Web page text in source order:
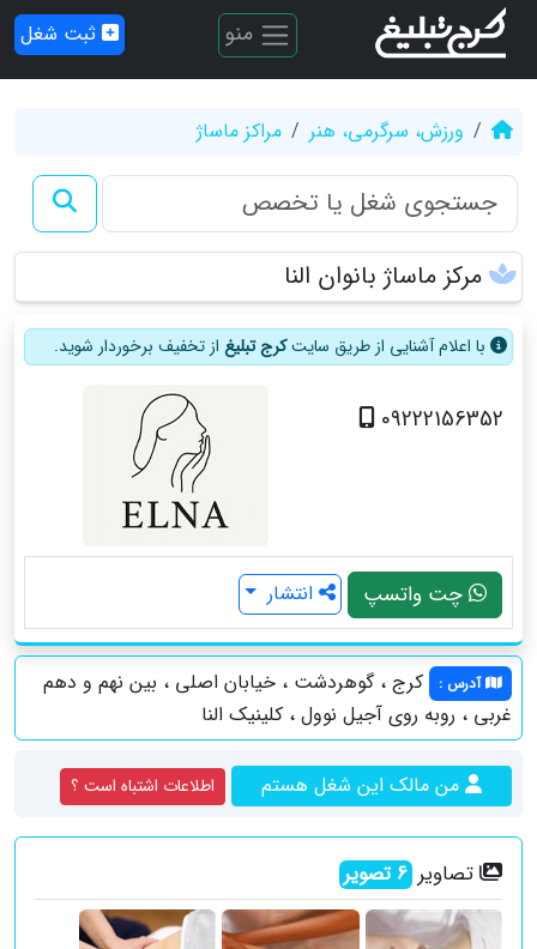
منو ثبت شغل
ورزش، سرگرمی، هنر مراکز ماساژ
مرکز ماساژ بانوان النا
با اعلام آشنایی از طریق سایتکرج تبلیغ از تخفیف برخوردار شوید.
09222156352
چت واتسپ انتشار
آدرس :
کرج ، گوهردشت ، خیابان اصلی ، بین نهم و دهم
غربی ، روبه روی آجیل نوول ، کلینیک النا
من مالک این شغل هستم اطلاعات اشتباه است ؟
تصاویر 6تصویر